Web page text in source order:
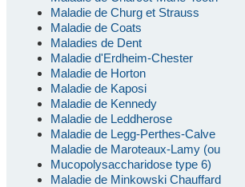
Maladie de Churg et Strauss
Maladie de Coats
Maladies de Dent
Maladie d'Erdheim-Chester
Maladie de Horton
Maladie de Kaposi
Maladie de Kennedy
Maladie de Leddherose
Maladie de Legg-Perthes-Calve
Maladie de Maroteaux-Lamy (ou
Mucopolysaccharidose type 6)
Maladie de Minkowski Chauffard